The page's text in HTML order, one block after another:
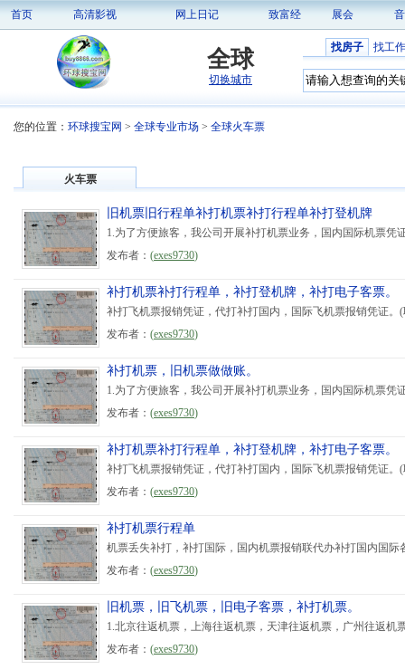
首页 高清影视 网上日记 致富经 展会
全球
切换城市
找房子 找工作
您的位置： 环球搜宝网 > 全球专业市场 > 全球火车票
火车票
旧机票旧行程单补打机票补打行程单补打登机牌
1.为了方便旅客，我公司开展补打机票业务，国内国际机票凭
发布者： (exes9730)
补打机票补打行程单，补打登机牌，补打电子客票。
补打飞机票报销凭证，代打补打国内，国际飞机票报销凭证。(
发布者： (exes9730)
补打机票，旧机票做做账。
1.为了方便旅客，我公司开展补打机票业务，国内国际机票凭
发布者： (exes9730)
补打机票补打行程单，补打登机牌，补打电子客票。
补打飞机票报销凭证，代打补打国内，国际飞机票报销凭证。(
发布者： (exes9730)
补打机票行程单
机票丢失补打，补打国际，国内机票报销联代办补打国内国
发布者： (exes9730)
旧机票，旧飞机票，旧电子客票，补打机票。
1.北京往返机票，上海往返机票，天津往返机票，广州往返机
发布者： (exes9730)